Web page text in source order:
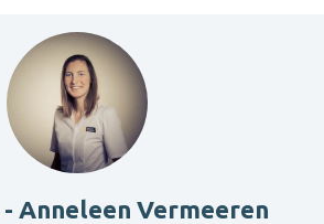
Anneleen Vermeeren